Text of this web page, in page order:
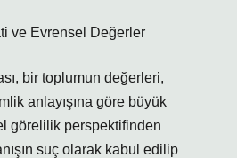
ve Evrensel Değerler
bir toplumun değerleri,
anlayışına göre büyük
görelilik perspektifinden
suç olarak kabul edilip